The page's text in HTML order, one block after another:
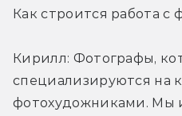
Как строится работа с
Кирилл: Фотографы,
специализируются на
фотохудожниками. Мы